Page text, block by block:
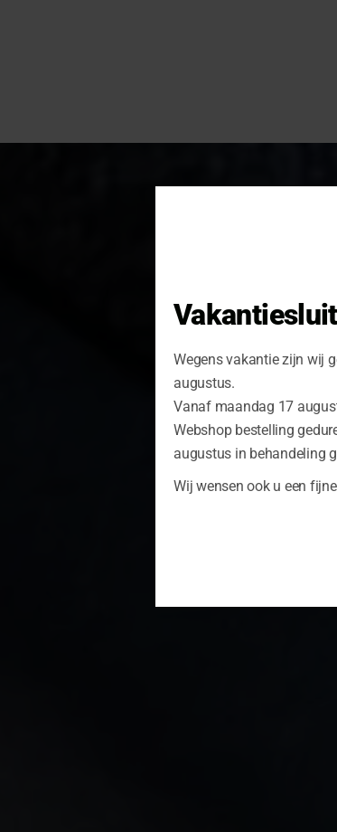
Wegens vakantie zijn wij
augustus.
Vanaf maandag 17
Webshop bestelling
augustus in behandeling
Wij wensen ook u een